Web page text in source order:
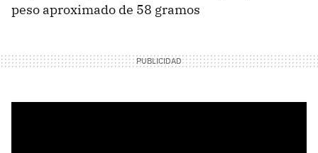
peso aproximado de 58 gramos